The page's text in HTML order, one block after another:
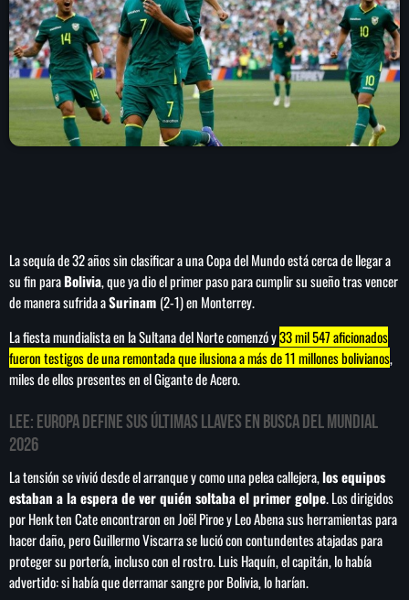
play_arrow LA CAMPESINA 104.5 FM
play_arrow LA CAMPESINA GEORGIA
PROGRAMACIÓN keyboard_arrow_down
LOCUCIÓN (TALENTO AL AIRE)
RANKING
COMUNÍCATE
PUBLICIDAD
SEARCH
SEARCH
NOTAS
La sequía de 32 años sin clasificar a una Copa del Mundo está cerca de llegar a
su fin paraBolivia, que ya dio el primer paso para cumplir su sueño tras vencer
de manera sufrida aSurinam (2-1) en Monterrey.
La fiesta mundialista en la Sultana del Norte comenzó y33 mil 547 aficionados
fueron testigos de una remontada que ilusiona a más de 11 millones bolivianos,
miles de ellos presentes en el Gigante de Acero.
LEE: Europa define sus últimas llaves en busca del Mundial
2026
La tensión se vivió desde el arranque y como una pelea callejera,los equipos
estaban a la espera de ver quién soltaba el primer golpe. Los dirigidos
por Henk ten Cate encontraron en Joël Piroe y Leo Abena sus herramientas para
hacer daño, pero Guillermo Viscarra se lució con contundentes atajadas para
proteger su portería, incluso con el rostro. Luis Haquín, el capitán, lo había
advertido: si había que derramar sangre por Bolivia, lo harían.